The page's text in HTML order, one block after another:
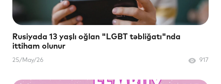
Rusiyada 13 yaşlı oğlan "LGBT təbliğatı"nda
ittiham olunur
25/May/26 917